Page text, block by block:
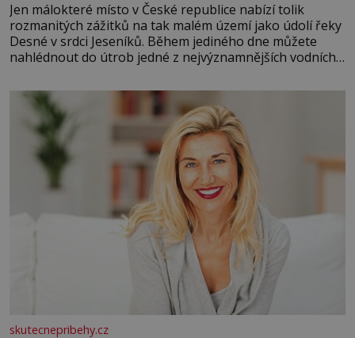
Jen málokteré místo v České republice nabízí tolik
rozmanitých zážitků na tak malém území jako údolí řeky
Desné v srdci Jeseníků. Během jediného dne můžete
nahlédnout do útrob jedné z nejvýznamnějších vodních
se na koloběžce a den zakončit poznáváním památek ve
Velkých Losinách nebo v termálním
skutecnepribehy.cz